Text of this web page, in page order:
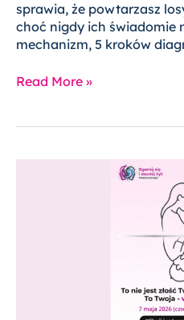
sprawia, że powtarzasz
choć nigdy ich świadomie
mechanizm, 5 kroków
Read More »